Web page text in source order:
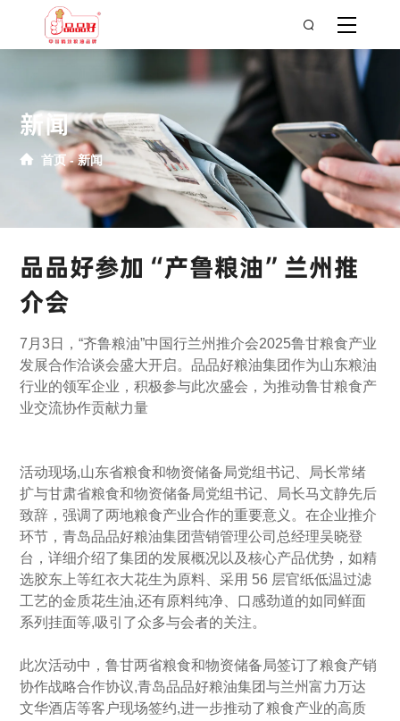
新闻
首页 新闻
品品好参加“产鲁粮油”兰州推
介会
7月3日，“齐鲁粮油”中国行兰州推介会2025鲁甘粮食产业
发展合作洽谈会盛大开启。品品好粮油集团作为山东粮油
行业的领军企业，积极参与此次盛会，为推动鲁甘粮食产
业交流协作贡献力量
活动现场,山东省粮食和物资储备局党组书记、局长常绪
扩与甘肃省粮食和物资储备局党组书记、局长马文静先后
致辞，强调了两地粮食产业合作的重要意义。在企业推介
环节，青岛品品好粮油集团营销管理公司总经理吴晓登
台，详细介绍了集团的发展概况以及核心产品优势，如精
选胶东上等红衣大花生为原料、采用 56 层官纸低温过滤
工艺的金质花生油,还有原料纯净、口感劲道的如同鲜面
系列挂面等,吸引了众多与会者的关注。
此次活动中，鲁甘两省粮食和物资储备局签订了粮食产销
协作战略合作协议,青岛品品好粮油集团与兰州富力万达
文华酒店等客户现场签约,进一步推动了粮食产业的高质